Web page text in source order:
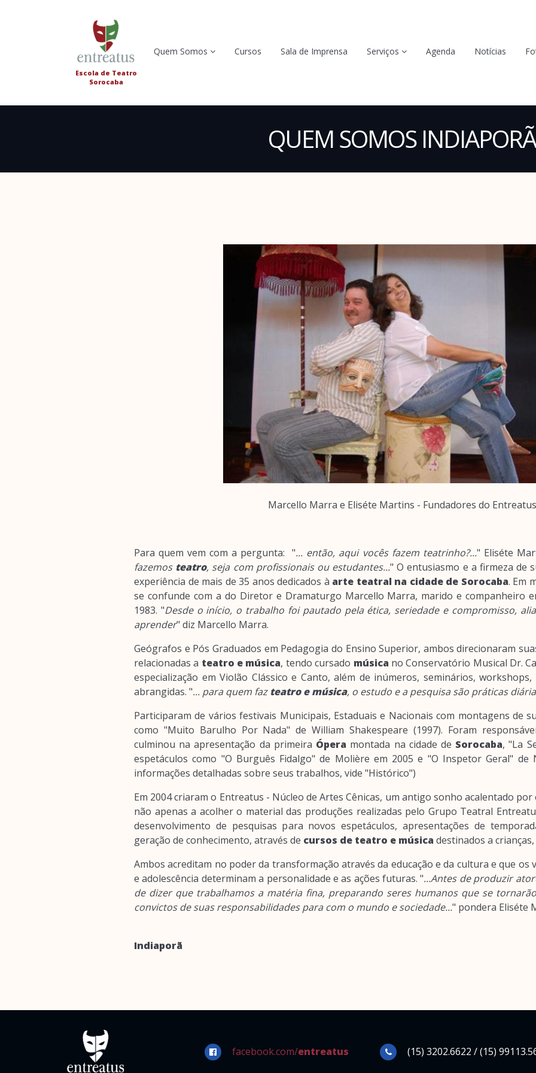
Escola de Teatro
Sorocaba
Quem Somos Cursos Sala de Imprensa Serviços Agenda Notícias
QUEM SOMOS INDIAPORÃ
Marcello Marra e Eliséte Martins - Fundadores do Entreatus
Para quem vem com a pergunta: "... então, aqui vocês fazem teatrinho?..." Eliséte
fazemos teatro, seja com profissionais ou estudantes..." O entusiasmo e a firmeza de
experiência de mais de 35 anos dedicados à arte teatral na cidade de Sorocaba. Em
se confunde com a do Diretor e Dramaturgo Marcello Marra, marido e companheiro
1983. "Desde o início, o trabalho foi pautado pela ética, seriedade e compromisso,
aprender" diz Marcello Marra.
Geógrafos e Pós Graduados em Pedagogia do Ensino Superior, ambos direcionaram
relacionadas a teatro e música, tendo cursado música no Conservatório Musical Dr.
especialização em Violão Clássico e Canto, além de inúmeros, seminários,
abrangidas. "... para quem faz teatro e música, o estudo e a pesquisa são práticas
Participaram de vários festivais Municipais, Estaduais e Nacionais com montagens de
como "Muito Barulho Por Nada" de William Shakespeare (1997). Foram
culminou na apresentação da primeira Ópera montada na cidade de Sorocaba, "La
espetáculos como "O Burguês Fidalgo" de Molière em 2005 e "O Inspetor Geral" de
informações detalhadas sobre seus trabalhos, vide "Histórico")
Em 2004 criaram o Entreatus - Núcleo de Artes Cênicas, um antigo sonho acalentado por
não apenas a acolher o material das produções realizadas pelo Grupo Teatral
desenvolvimento de pesquisas para novos espetáculos, apresentações de
geração de conhecimento, através de cursos de teatro e música destinados a
Ambos acreditam no poder da transformação através da educação e da cultura e que os
e adolescência determinam a personalidade e as ações futuras. "...Antes de produzir
de dizer que trabalhamos a matéria fina, preparando seres humanos que se
convictos de suas responsabilidades para com o mundo e sociedade..." pondera Eliséte
Indiaporã
facebook.com/entreatus (15) 3202.6622 / (15)